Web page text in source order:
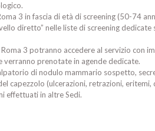
3 in fascia di età di screening (50-74
diretto” nelle liste di screening dedicate
3 potranno accedere al servizio con
verranno prenotate in agende dedicate.
di nodulo mammario sospetto,
capezzolo (ulcerazioni, retrazioni, eritemi,
effettuati in altre Sedi.